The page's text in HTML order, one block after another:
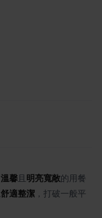
溫馨 且 明亮寬敞的用餐
舒適整潔 ，打破一般平